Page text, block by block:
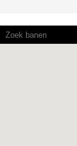
Screenreaders
kunnen